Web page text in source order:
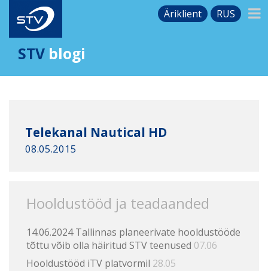
Äriklient RUS
STV blogi
Telekanal Nautical HD
08.05.2015
Hooldustööd ja teadaanded
14.06.2024 Tallinnas planeerivate hooldustööde
tõttu võib olla häiritud STV teenused 07.06
Hooldustööd iTV platvormil 28.05